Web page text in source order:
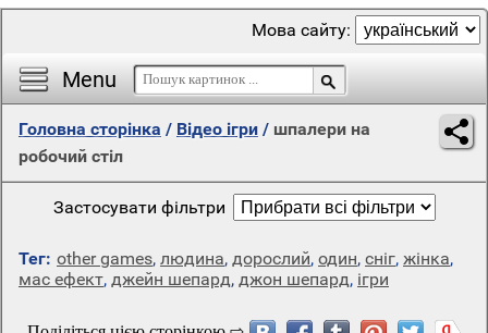
Menu
Мова сайту:
Головна сторінка / Відео ігри / шпалери на
робочий стіл
Застосувати фільтри
Тег: other games, людина, дорослий, один, сніг, жінка,
мас ефект, джейн шепард, джон шепард, ігри